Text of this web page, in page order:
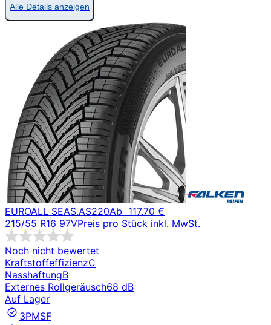
Alle Details anzeigen
EUROALL SEAS.AS220Ab 117.70 €
215/55 R16 97VPreis pro Stück inkl. MwSt.
Noch nicht bewertet
KraftstoffeffizienzC
NasshaftungB
Externes Rollgeräusch68 dB
Auf Lager
3PMSF